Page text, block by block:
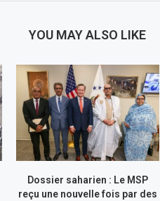
YOU MAY ALSO LIKE
Dossier saharien : Le MSP
reçu une nouvelle fois par des